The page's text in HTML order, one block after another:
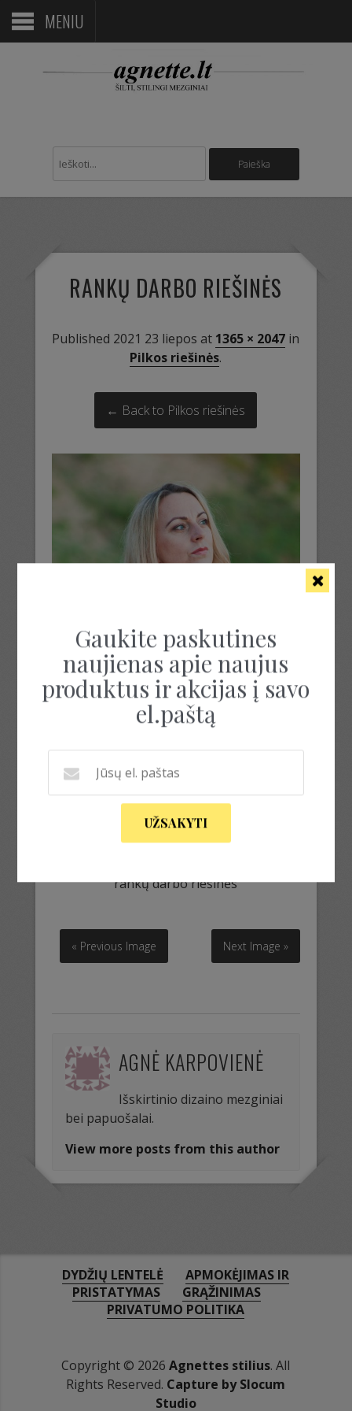
MENIU
RANKŲ DARBO RIEŠINĖS
Published 2021 23 liepos at 1365 × 2047 in
Pilkos riešinės.
← Back to Pilkos riešinės
rankų darbo riešinės
« Previous Image Next Image »
AGNĖ KARPOVIENĖ
Išskirtinio dizaino mezginiai
bei papuošalai.
View more posts from this author
DYDŽIŲ LENTELĖ
APMOKĖJIMAS IR
PRISTATYMAS
GRĄŽINIMAS
PRIVATUMO POLITIKA
Copyright © 2026Agnettes stilius. All
Rights Reserved. Capture by Slocum
Studio
Gaukite paskutines
naujienas apie naujus
produktus ir akcijas į savo
el.paštą
UŽSAKYTI